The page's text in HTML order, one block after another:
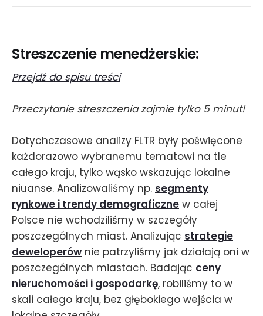
wydawniczego analiz miast -
Streszczenie menedżerskie:
Przejdź do spisu treści
Przeczytanie streszczenia zajmie tylko 5 minut!
Dotychczasowe analizy FLTR były poświęcone
każdorazowo wybranemu tematowi na tle
całego kraju, tylko wąsko wskazując lokalne
niuanse. Analizowaliśmy np. segmenty
rynkowe i trendy demograficzne w całej
Polsce nie wchodziliśmy w szczegóły
poszczególnych miast. Analizując strategie
deweloperów nie patrzyliśmy jak działają oni w
poszczególnych miastach. Badając ceny
nieruchomości i gospodarkę, robiliśmy to w
skali całego kraju, bez głębokiego wejścia w